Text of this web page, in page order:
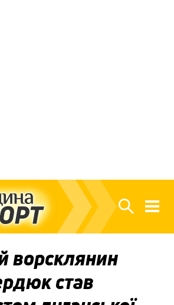
ворсклянин
став